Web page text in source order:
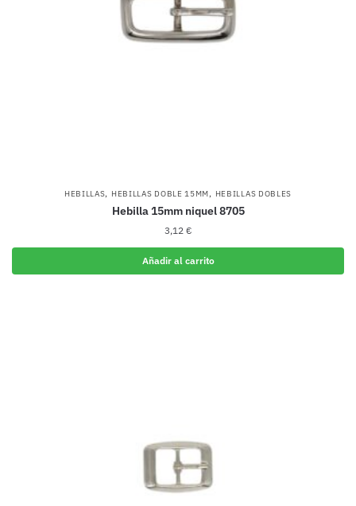
HEBILLAS, HEBILLAS DOBLE 15MM, HEBILLAS DOBLES
Hebilla 15mm niquel 8705
3,12 €
Añadir al carrito